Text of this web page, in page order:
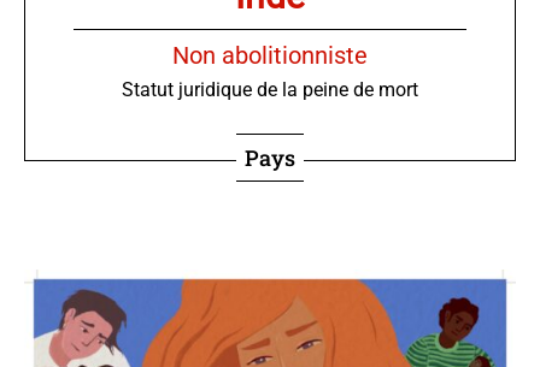
Non abolitionniste
Statut juridique de la peine de mort
Pays